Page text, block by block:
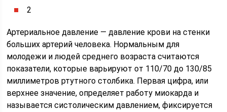
2
Артериальное давление — давление крови на стенки
больших артерий человека. Нормальным для
молодежи и людей среднего возраста считаются
показатели, которые варьируют от 110/70 до 130/85
миллиметров ртутного столбика. Первая цифра, или
верхнее значение, определяет работу миокарда и
называется систолическим давлением, фиксируется